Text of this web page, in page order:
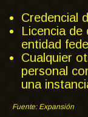
Credencial
Licencia de
entidad
Cualquier
personal
una
Fuente: Expansión